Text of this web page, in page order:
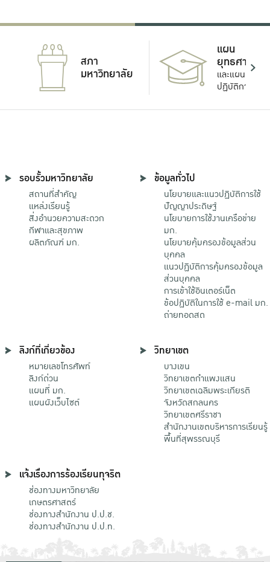
สภา
มหาวิทยาลัย
แผน
ยุทธศาสตร์
และแผน
ปฏิบัติการ
รอบรั้วมหาวิทยาลัย
สถานที่สำคัญ
แหล่งเรียนรู้
สิ่งอำนวยความสะดวก
กีฬาและสุขภาพ
ผลิตภัณฑ์ มก.
ข้อมูลทั่วไป
นโยบายและแนวปฏิบัติการใช้
ปัญญาประดิษฐ์
นโยบายการใช้งานเครือข่าย
มก.
นโยบายคุ้มครองข้อมูลส่วน
บุคคล
แนวปฏิบัติการคุ้มครองข้อมูล
ส่วนบุคคล
การเข้าใช้อินเตอร์เน็ต
ข้อปฏิบัติในการใช้ e-mail มก.
ถ่ายทอดสด
ลิงก์ที่เกี่ยวข้อง
หมายเลขโทรศัพท์
ลิงก์ด่วน
แผนที่ มก.
แผนผังเว็บไซต์
วิทยาเขต
บางเขน
วิทยาเขตกําแพงแสน
วิทยาเขตเฉลิมพระเกียรติ
จังหวัดสกลนคร
วิทยาเขตศรีราชา
สำนักงานเขตบริหารการเรียนรู้
พื้นที่สุพรรณบุรี
แจ้งเรื่องการร้องเรียนทุจริต
ช่องทางมหาวิทยาลัย
เกษตรศาสตร์
ช่องทางสำนักงาน ป.ป.ช.
ช่องทางสำนักงาน ป.ป.ท.